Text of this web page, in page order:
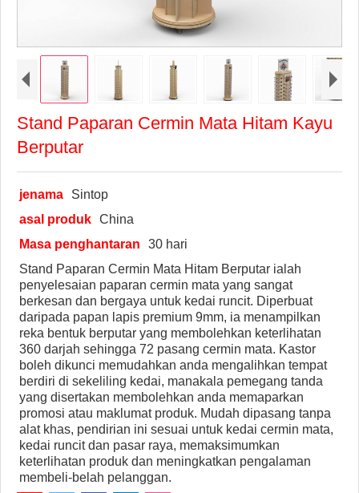
Stand Paparan Cermin Mata Hitam Kayu
Berputar
jenama
Sintop
asal produk China
Masa penghantaran
30 hari
Stand Paparan Cermin Mata Hitam Berputar ialah
penyelesaian paparan cermin mata yang sangat
berkesan dan bergaya untuk kedai runcit. Diperbuat
daripada papan lapis premium 9mm, ia menampilkan
reka bentuk berputar yang membolehkan keterlihatan
360 darjah sehingga 72 pasang cermin mata. Kastor
boleh dikunci memudahkan anda mengalihkan tempat
berdiri di sekeliling kedai, manakala pemegang tanda
yang disertakan membolehkan anda memaparkan
promosi atau maklumat produk. Mudah dipasang tanpa
alat khas, pendirian ini sesuai untuk kedai cermin mata,
kedai runcit dan pasar raya, memaksimumkan
keterlihatan produk dan meningkatkan pengalaman
membeli-belah pelanggan.